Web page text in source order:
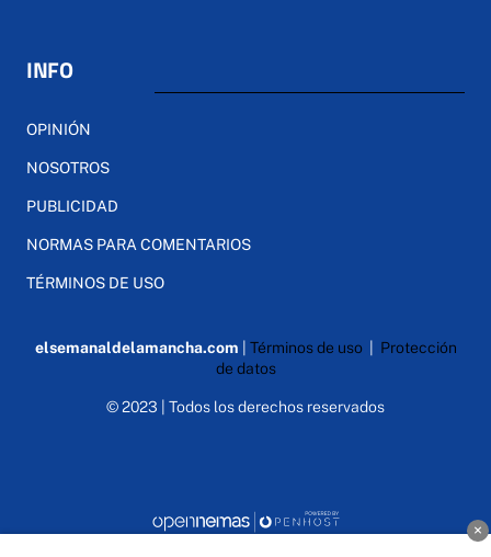
INFO
OPINIÓN
NOSOTROS
PUBLICIDAD
NORMAS PARA COMENTARIOS
TÉRMINOS DE USO
elsemanaldelamancha.com Términos de uso| Protección
de datos
© 2023 | Todos los derechos reservados
×